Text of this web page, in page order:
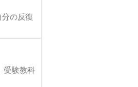
の反復
受験教科